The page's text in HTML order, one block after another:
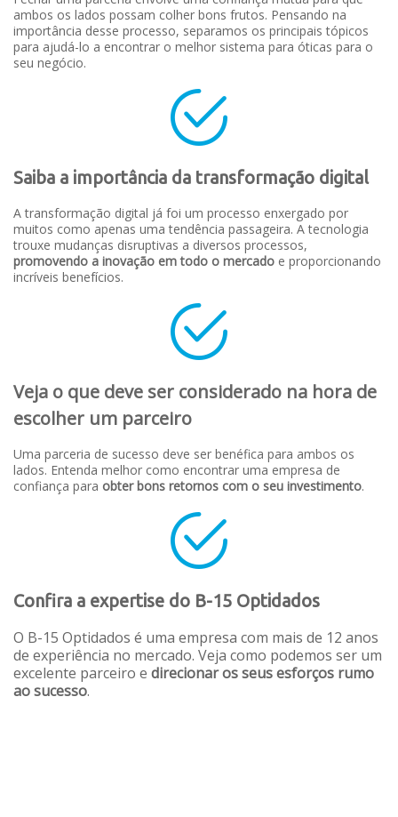
ambos os lados possam colher bons frutos. Pensando na
importância desse processo, separamos os principais tópicos
para ajudá-lo a encontrar o melhor sistema para óticas para o
seu negócio.
Saiba a importância da transformação digital
A transformação digital já foi um processo enxergado por
muitos como apenas uma tendência passageira. A tecnologia
trouxe mudanças disruptivas a diversos processos,
promovendo a inovação em todo o mercado e proporcionando
incríveis benefícios.
Veja o que deve ser considerado na hora de
escolher um parceiro
Uma parceria de sucesso deve ser benéfica para ambos os
lados. Entenda melhor como encontrar uma empresa de
confiança para obter bons retornos com o seu investimento.
Confira a expertise do B-15 Optidados
O B-15 Optidados é uma empresa com mais de 12 anos
de experiência no mercado. Veja como podemos ser um
excelente parceiro e direcionar os seus esforços rumo
ao sucesso.